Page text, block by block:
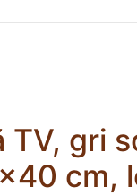
TV, gri
cm,